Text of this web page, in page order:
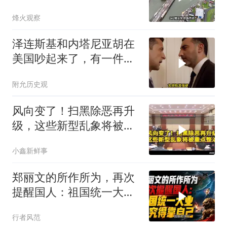
烽火观察
泽连斯基和内塔尼亚胡在
美国吵起来了，有一件事
附允历史观
风向变了！扫黑除恶再升
级，这些新型乱象将被重
小鑫新鲜事
郑丽文的所作所为，再次
提醒国人：祖国统一大
行者风范